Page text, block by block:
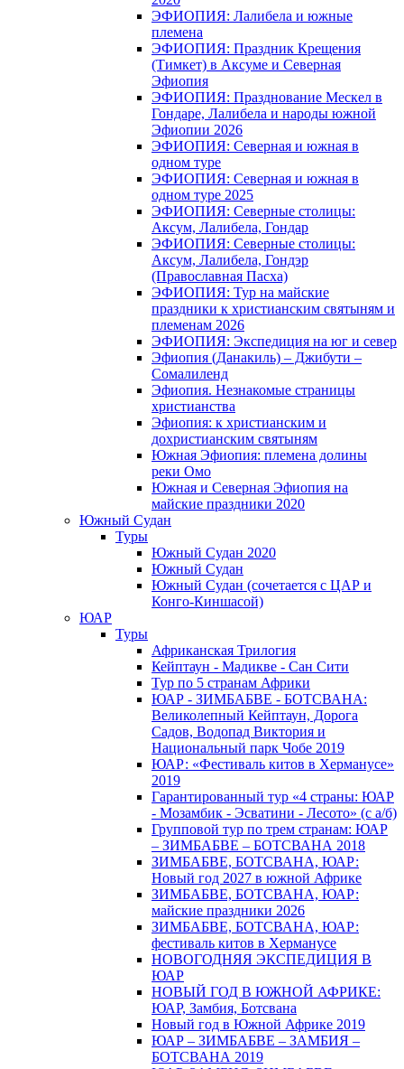
ЭФИОПИЯ: Лалибела и южные
племена
ЭФИОПИЯ: Праздник Крещения
(Тимкет) в Аксуме и Северная
Эфиопия
ЭФИОПИЯ: Празднование Мескел в
Гондаре, Лалибела и народы южной
Эфиопии 2026
ЭФИОПИЯ: Северная и южная в
одном туре
ЭФИОПИЯ: Северная и южная в
одном туре 2025
ЭФИОПИЯ: Северные столицы:
Аксум, Лалибела, Гондар
ЭФИОПИЯ: Северные столицы:
Аксум, Лалибела, Гондэр
(Православная Пасха)
ЭФИОПИЯ: Тур на майские
праздники к христианским святыням и
племенам 2026
ЭФИОПИЯ: Экспедиция на юг и север
Эфиопия (Данакиль) – Джибути –
Cомалиленд
Эфиопия. Незнакомые страницы
христианства
Эфиопия: к христианским и
дохристианским святыням
Южная Эфиопия: племена долины
реки Омо
Южная и Северная Эфиопия на
майские праздники 2020
Южный Судан
Туры
Южный Cудан 2020
Южный Cудан
Южный Судан (сочетается с ЦАР и
Конго-Киншасой)
ЮАР
Туры
Африканская Трилогия
Кейптаун - Мадикве - Сан Сити
Тур по 5 странам Африки
ЮАР - ЗИМБАБВЕ - БОТСВАНА:
Великолепный Кейптаун, Дорога
Садов, Водопад Виктория и
Национальный парк Чобе 2019
ЮАР: «Фестиваль китов в Херманусе»
2019
Гарантированный тур «4 страны: ЮАР
- Мозамбик - Эсватини - Лесото» (с а/б)
Групповой тур по трем странам: ЮАР
– ЗИМБАБВЕ – БОТСВАНА 2018
ЗИМБАБВЕ, БОТСВАНА, ЮАР:
Новый год 2027 в южной Африке
ЗИМБАБВЕ, БОТСВАНА, ЮАР:
майские праздники 2026
ЗИМБАБВЕ, БОТСВАНА, ЮАР:
фестиваль китов в Херманусе
НОВОГОДНЯЯ ЭКСПЕДИЦИЯ В
ЮАР
НОВЫЙ ГОД В ЮЖНОЙ АФРИКЕ:
ЮАР, Замбия, Ботсвана
Новый год в Южной Африке 2019
ЮАР – ЗИМБАБВЕ – ЗАМБИЯ –
БОТСВАНА 2019